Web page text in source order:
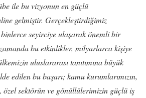
ile bu vizyonun en güçlü
gelmiştir. Gerçekleştirdiğimiz
seyirciye ulaşarak önemli bir
bu etkinlikler, milyarlarca kişiye
uluslararası tanıtımına büyük
edilen bu başarı; kamu kurumlarımızın,
sektörün ve gönüllülerimizin güçlü iş